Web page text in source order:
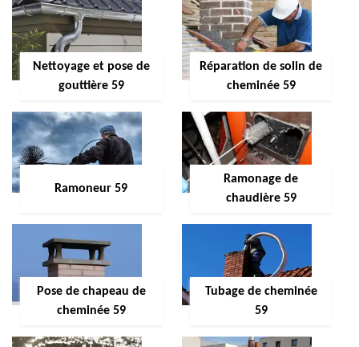
Nettoyage et pose de
gouttière 59
Réparation de solin de
cheminée 59
Ramoneur 59
Ramonage de
chaudière 59
Pose de chapeau de
cheminée 59
Tubage de cheminée
59